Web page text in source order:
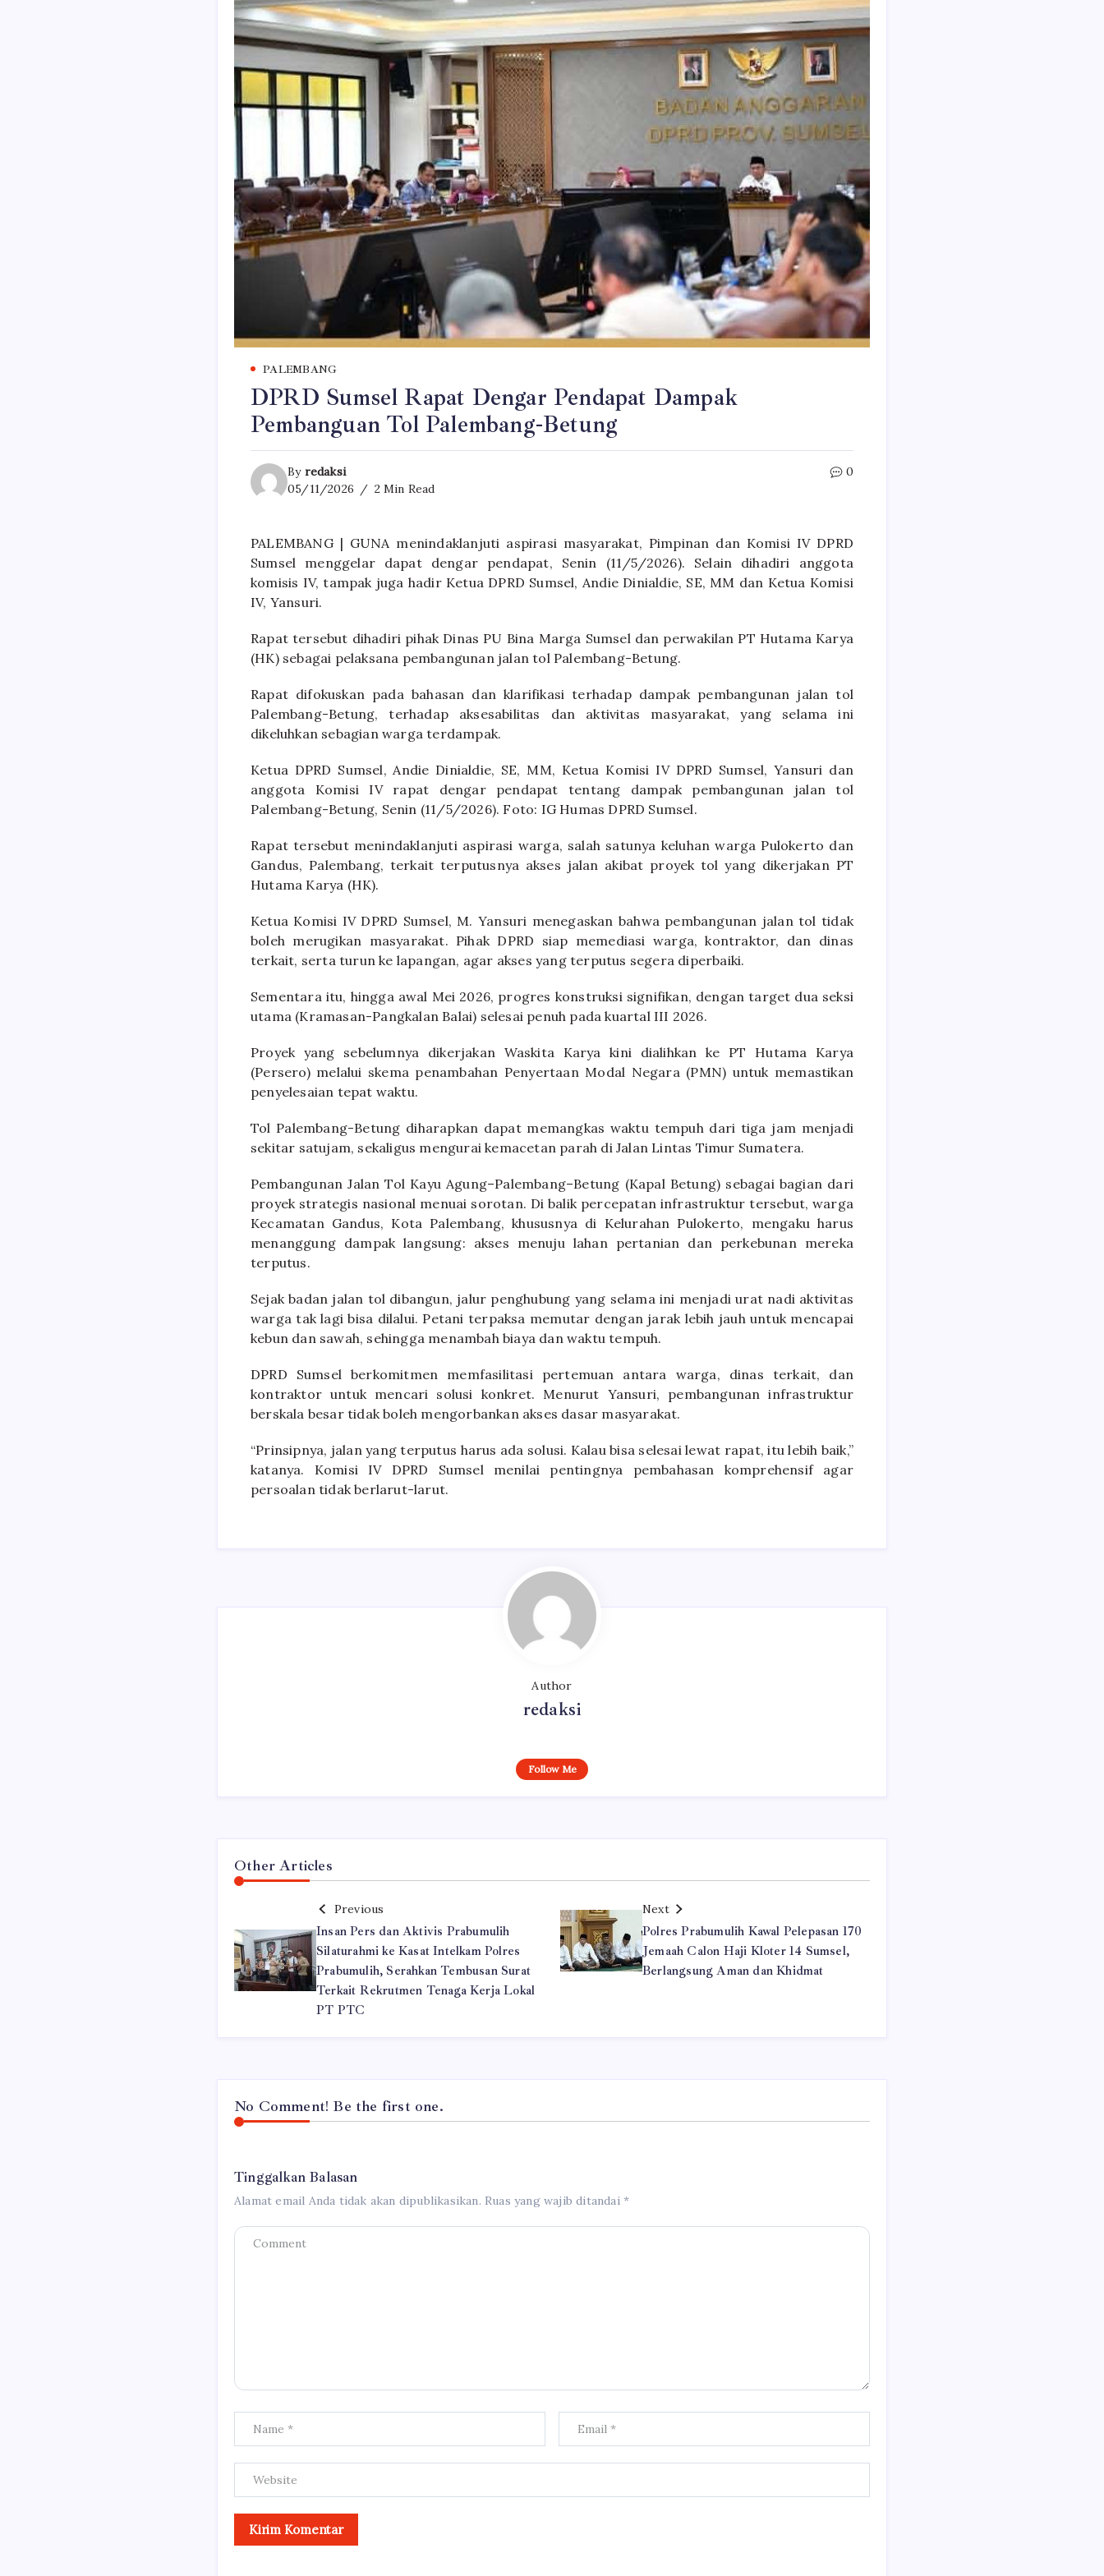
PALEMBANG
DPRD Sumsel Rapat Dengar Pendapat Dampak
Pembanguan Tol Palembang-Betung
By redaksi
05/11/2026
2 Min Read
0
PALEMBANG | GUNA menindaklanjuti aspirasi masyarakat, Pimpinan dan Komisi IV DPRD
Sumsel menggelar dapat dengar pendapat, Senin (11/5/2026). Selain dihadiri anggota
komisis IV, tampak juga hadir Ketua DPRD Sumsel, Andie Dinialdie, SE, MM dan Ketua Komisi
IV, Yansuri.
Rapat tersebut dihadiri pihak Dinas PU Bina Marga Sumsel dan perwakilan PT Hutama Karya
(HK) sebagai pelaksana pembangunan jalan tol Palembang-Betung.
Rapat difokuskan pada bahasan dan klarifikasi terhadap dampak pembangunan jalan tol
Palembang-Betung, terhadap aksesabilitas dan aktivitas masyarakat, yang selama ini
dikeluhkan sebagian warga terdampak.
Ketua DPRD Sumsel, Andie Dinialdie, SE, MM, Ketua Komisi IV DPRD Sumsel, Yansuri dan
anggota Komisi IV rapat dengar pendapat tentang dampak pembangunan jalan tol
Palembang-Betung, Senin (11/5/2026). Foto: IG Humas DPRD Sumsel.
Rapat tersebut menindaklanjuti aspirasi warga, salah satunya keluhan warga Pulokerto dan
Gandus, Palembang, terkait terputusnya akses jalan akibat proyek tol yang dikerjakan PT
Hutama Karya (HK).
Ketua Komisi IV DPRD Sumsel, M. Yansuri menegaskan bahwa pembangunan jalan tol tidak
boleh merugikan masyarakat. Pihak DPRD siap memediasi warga, kontraktor, dan dinas
terkait, serta turun ke lapangan, agar akses yang terputus segera diperbaiki.
Sementara itu, hingga awal Mei 2026, progres konstruksi signifikan, dengan target dua seksi
utama (Kramasan-Pangkalan Balai) selesai penuh pada kuartal III 2026.
Proyek yang sebelumnya dikerjakan Waskita Karya kini dialihkan ke PT Hutama Karya
(Persero) melalui skema penambahan Penyertaan Modal Negara (PMN) untuk memastikan
penyelesaian tepat waktu.
Tol Palembang-Betung diharapkan dapat memangkas waktu tempuh dari tiga jam menjadi
sekitar satujam, sekaligus mengurai kemacetan parah di Jalan Lintas Timur Sumatera.
Pembangunan Jalan Tol Kayu Agung–Palembang–Betung (Kapal Betung) sebagai bagian dari
proyek strategis nasional menuai sorotan. Di balik percepatan infrastruktur tersebut, warga
Kecamatan Gandus, Kota Palembang, khususnya di Kelurahan Pulokerto, mengaku harus
menanggung dampak langsung: akses menuju lahan pertanian dan perkebunan mereka
terputus.
Sejak badan jalan tol dibangun, jalur penghubung yang selama ini menjadi urat nadi aktivitas
warga tak lagi bisa dilalui. Petani terpaksa memutar dengan jarak lebih jauh untuk mencapai
kebun dan sawah, sehingga menambah biaya dan waktu tempuh.
DPRD Sumsel berkomitmen memfasilitasi pertemuan antara warga, dinas terkait, dan
kontraktor untuk mencari solusi konkret. Menurut Yansuri, pembangunan infrastruktur
berskala besar tidak boleh mengorbankan akses dasar masyarakat.
“Prinsipnya, jalan yang terputus harus ada solusi. Kalau bisa selesai lewat rapat, itu lebih baik,”
katanya. Komisi IV DPRD Sumsel menilai pentingnya pembahasan komprehensif agar
persoalan tidak berlarut-larut.
Author
redaksi
Follow Me
Other Articles
Previous
Insan Pers dan Aktivis Prabumulih
Silaturahmi ke Kasat Intelkam Polres
Prabumulih, Serahkan Tembusan Surat
Terkait Rekrutmen Tenaga Kerja Lokal
PT PTC
Next
Polres Prabumulih Kawal Pelepasan 170
Jemaah Calon Haji Kloter 14 Sumsel,
Berlangsung Aman dan Khidmat
No Comment! Be the first one.
Tinggalkan Balasan
Alamat email Anda tidak akan dipublikasikan. Ruas yang wajib ditandai*